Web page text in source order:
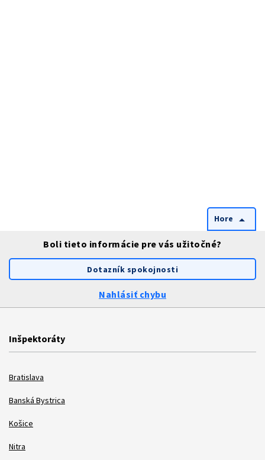
Hore arrow_drop_up
Boli tieto informácie pre vás užitočné?
Dotazník spokojnosti
Nahlásiť chybu
Inšpektoráty
Bratislava
Banská Bystrica
Košice
Nitra